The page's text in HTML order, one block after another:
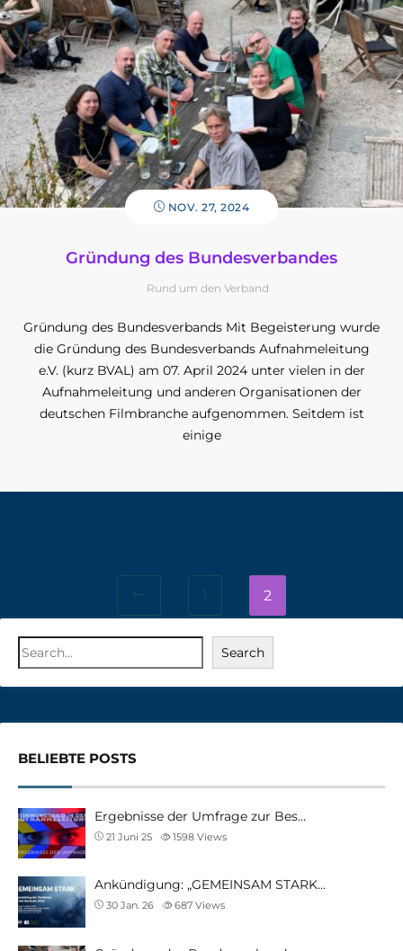
NOV. 27, 2024
Gründung des Bundesverbandes
Rund um den Verband
Gründung des Bundesverbands Mit Begeisterung wurde
die Gründung des Bundesverbands Aufnahmeleitung
e.V. (kurz BVAL) am 07. April 2024 unter vielen in der
Aufnahmeleitung und anderen Organisationen der
deutschen Filmbranche aufgenommen. Seitdem ist
einige
1 2
Search
BELIEBTE POSTS
Ergebnisse der Umfrage zur Bes…
21 Juni 25 1598 Views
Ankündigung: „GEMEINSAM STARK…
30 Jan. 26 687 Views